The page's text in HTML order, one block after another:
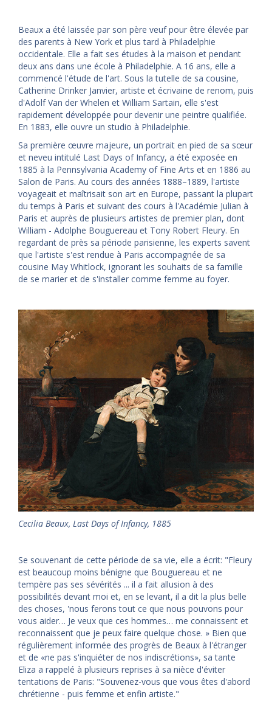
Beaux a été laissée par son père veuf pour être élevée par
des parents à New York et plus tard à Philadelphie
occidentale. Elle a fait ses études à la maison et pendant
deux ans dans une école à Philadelphie. A 16 ans, elle a
commencé l'étude de l'art. Sous la tutelle de sa cousine,
Catherine Drinker Janvier, artiste et écrivaine de renom, puis
d'Adolf Van der Whelen et William Sartain, elle s'est
rapidement développée pour devenir une peintre qualifiée.
En 1883, elle ouvre un studio à Philadelphie.
Sa première œuvre majeure, un portrait en pied de sa sœur
et neveu intitulé Last Days of Infancy, a été exposée en
1885 à la Pennsylvania Academy of Fine Arts et en 1886 au
Salon de Paris. Au cours des années 1888–1889, l'artiste
voyageait et maîtrisait son art en Europe, passant la plupart
du temps à Paris et suivant des cours à l'Académie Julian à
Paris et auprès de plusieurs artistes de premier plan, dont
William - Adolphe Bouguereau et Tony Robert Fleury. En
regardant de près sa période parisienne, les experts savent
que l'artiste s'est rendue à Paris accompagnée de sa
cousine May Whitlock, ignorant les souhaits de sa famille
de se marier et de s'installer comme femme au foyer.
Cecilia Beaux, Last Days of Infancy, 1885
Se souvenant de cette période de sa vie, elle a écrit: "Fleury
est beaucoup moins bénigne que Bouguereau et ne
tempère pas ses sévérités ... il a fait allusion à des
possibilités devant moi et, en se levant, il a dit la plus belle
des choses, 'nous ferons tout ce que nous pouvons pour
vous aider… Je veux que ces hommes… me connaissent et
reconnaissent que je peux faire quelque chose. » Bien que
régulièrement informée des progrès de Beaux à l'étranger
et de «ne pas s'inquiéter de nos indiscrétions», sa tante
Eliza a rappelé à plusieurs reprises à sa nièce d'éviter
tentations de Paris: "Souvenez-vous que vous êtes d'abord
chrétienne - puis femme et enfin artiste."